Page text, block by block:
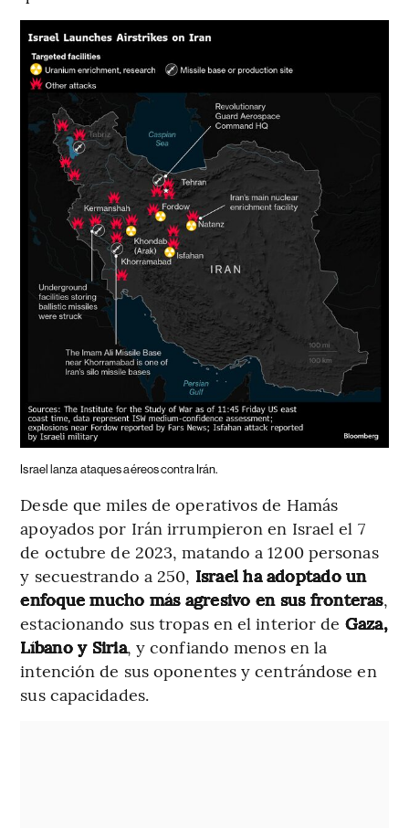
Israel lanza ataques aéreos contra Irán.
Desde que miles de operativos de Hamás
apoyados por Irán irrumpieron en Israel el 7
de octubre de 2023, matando a 1200 personas
y secuestrando a 250, Israel ha adoptado un
enfoque mucho más agresivo en sus fronteras,
estacionando sus tropas en el interior de Gaza,
Líbano y Siria, y confiando menos en la
intención de sus oponentes y centrándose en
sus capacidades.